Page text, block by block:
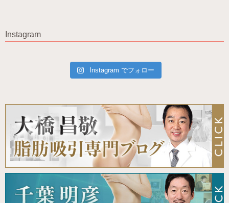
Instagram
Instagram でフォロー